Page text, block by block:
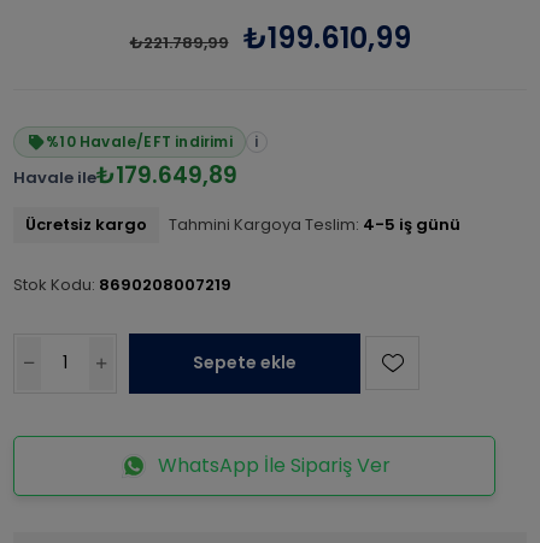
₺221.789,99 ₺199.610,99
%10 Havale/EFT indirimi i
Havale ile₺179.649,89
Ücretsiz kargo Tahmini Kargoya Teslim: 4-5 iş günü
Stok Kodu: 8690208007219
Sepete ekle
WhatsApp İle Sipariş Ver